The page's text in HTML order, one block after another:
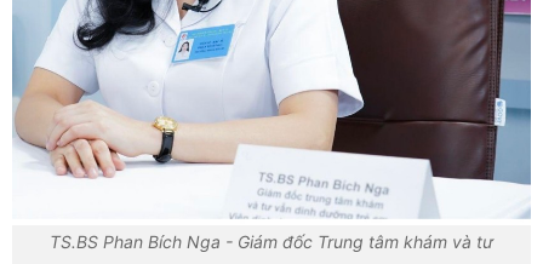
TS.BS Phan Bích Nga - Giám đốc Trung tâm khám và tư